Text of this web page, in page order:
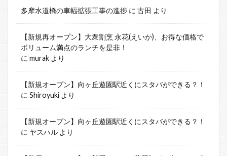
多摩水道橋の車幅拡張工事の進捗 に 古田 より
【新規再オープン】大衆割烹 永花(えいか)、お得な価格で
ボリューム満点のランチを是非！
に murak より
【新規オープン】向ヶ丘遊園駅近くにスタバができる？！
に Shiroyuki より
【新規オープン】向ヶ丘遊園駅近くにスタバができる？！
に ヤスハル より